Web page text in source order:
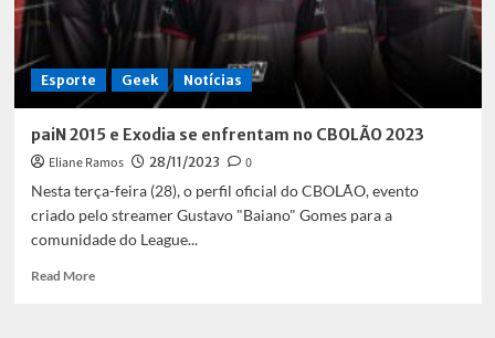
Esporte Geek Notícias
paiN 2015 e Exodia se enfrentam no CBOLÃO 2023
Eliane Ramos 28/11/2023
0
Nesta terça-feira (28), o perfil oficial do CBOLÃO, evento
criado pelo streamer Gustavo "Baiano" Gomes para a
comunidade do League...
Read MoreRead